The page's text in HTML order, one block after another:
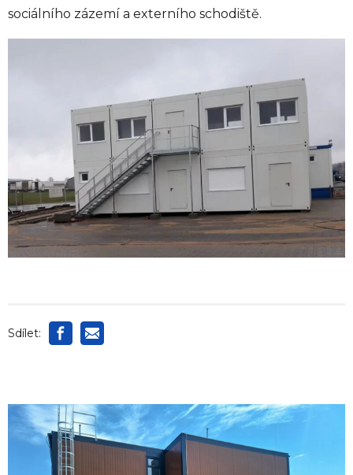
sociálního zázemí a externího schodiště.
Sdílet: